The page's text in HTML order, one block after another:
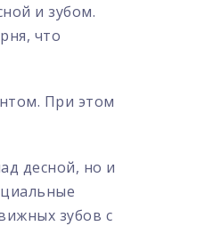
и зубом.
что
При этом
десной, но и
зубов с